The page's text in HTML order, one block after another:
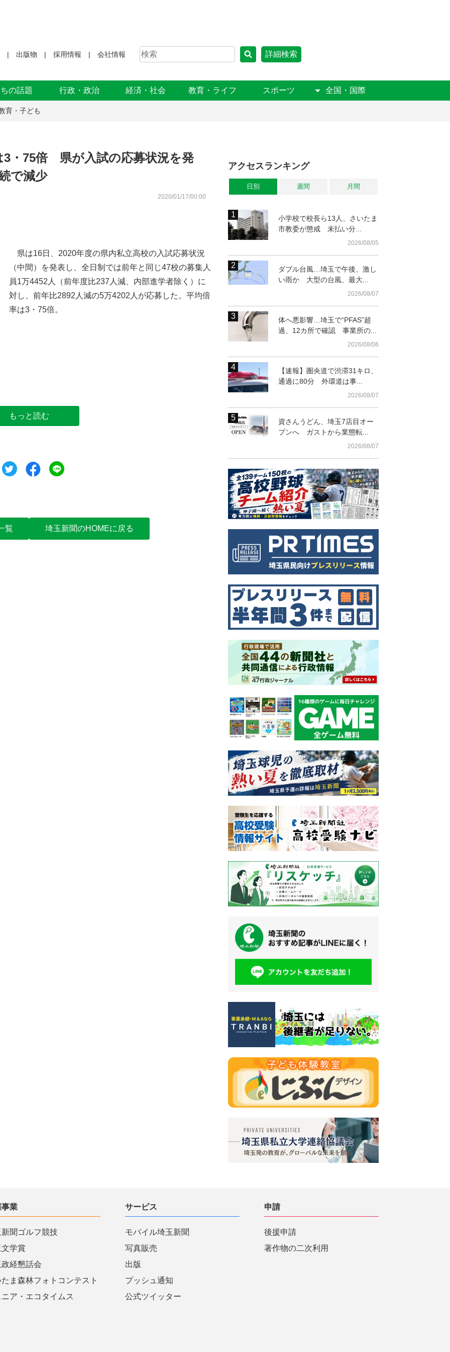
出版物 採用情報 会社情報 詳細検索
ちの話題 行政・政治 経済・社会 教育・ライフ スポーツ 全国・国際
育・子ども
3・75倍 県が入試の応募状況を発
で減少
2020/01/17/00:00
県は16日、2020年度の県内私立高校の入試応募状況
（中間）を発表し、全日制では前年と同じ47校の募集人
員1万4452人（前年度比237人減、内部進学者除く）に
対し、前年比2892人減の5万4202人が応募した。平均倍
率は3・75倍。
もっと読む
ツイートシェア
覧 埼玉新聞のHOMEに戻る
アクセスランキング
日別 週間 月間
小学校で校長ら13人、さいたま
市教委が懲戒 未払い分...
2026/08/05
ダブル台風…埼玉で午後、激し
い雨か 大型の台風、最大...
2026/08/07
体へ悪影響…埼玉で“PFAS”超
過、12カ所で確認 事業所の...
2026/08/06
【速報】圏央道で渋滞31キロ、
通過に80分 外環道は事...
2026/08/07
資さんうどん、埼玉7店目オー
プンへ ガストから業態転...
2026/08/07
事業
聞ゴルフ競技
学賞
経懇話会
たま森林フォトコンテスト
ニア・エコタイムス
サービス
モバイル埼玉新聞
写真販売
出版
プッシュ通知
公式ツイッター
申請
後援申請
著作物の二次利用